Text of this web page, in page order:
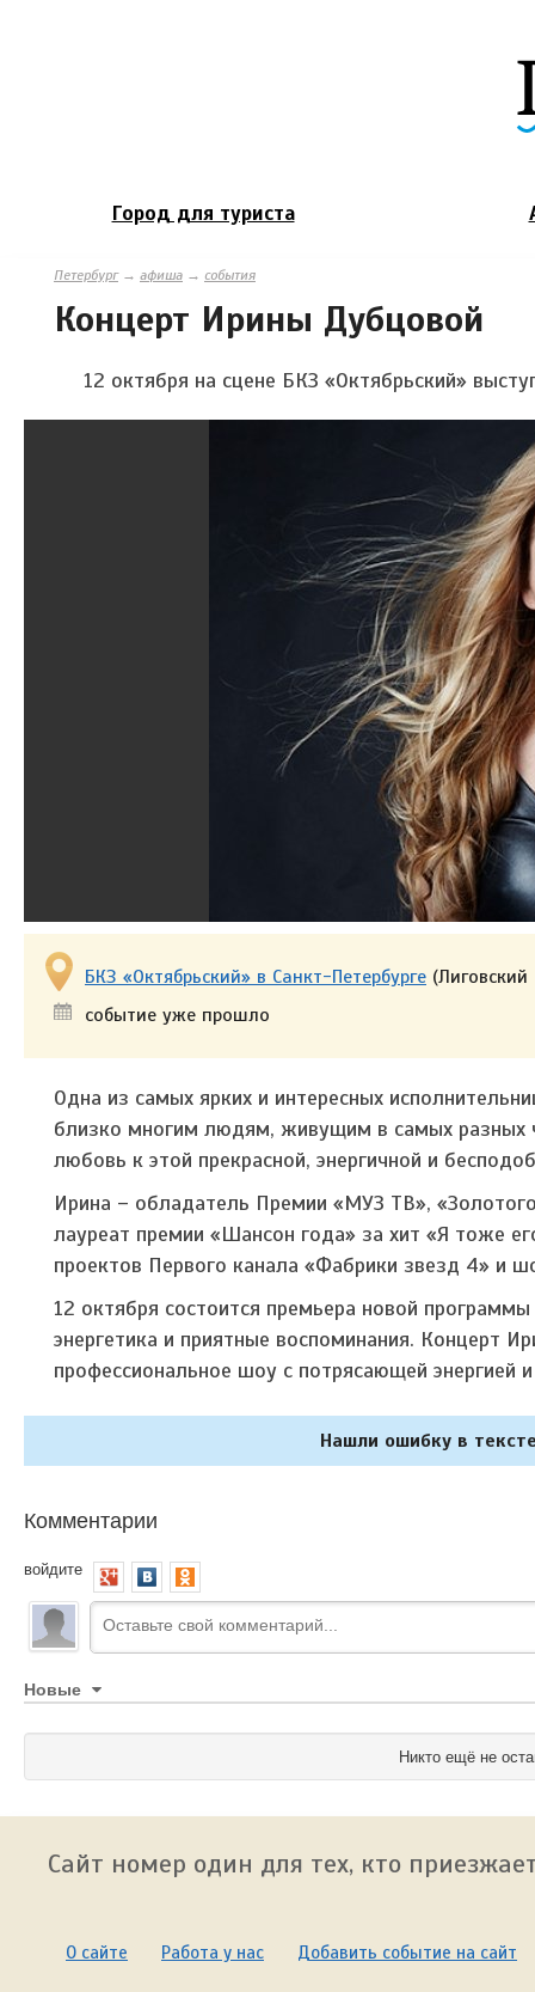
Город для туриста
Петербург→ афиша → события
Концерт Ирины Дубцовой
12 октября на сцене БКЗ «Октябрьский»
БКЗ «Октябрьский» в Санкт-Петербурге
событие уже прошло
Одна из самых ярких и интересных
близко многим людям, живущим в самых разных
любовь к этой прекрасной, энергичной и
Ирина – обладатель Премии «МУЗ ТВ»,
лауреат премии «Шансон года» за хит «Я тоже
проектов Первого канала «Фабрики звезд 4» и
12 октября состоится премьера новой
энергетика и приятные воспоминания. Концерт
профессиональное шоу с потрясающей энергией
Нашли ошибку в
Комментарии
войдите
Новые
Никто ещё не
Сайт номер один для тех, кто
О сайте Работа у нас Добавить событие на сайт